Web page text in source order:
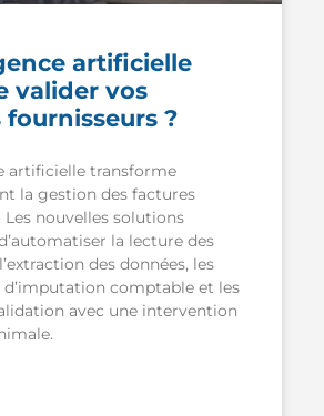
artificielle
valider vos
?
artificielle transforme
la gestion des factures
Les nouvelles solutions
la lecture des
des données, les
comptable et les
avec une intervention